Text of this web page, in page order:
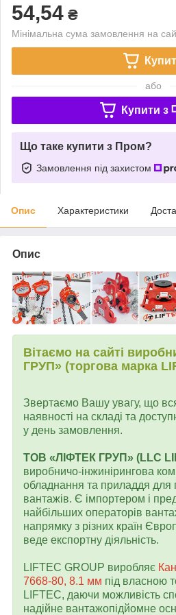
54,54 ₴
Мінімальна сума замовлення на
або
Купити з
Що таке купити з Пром?
Замовлення під захистом
Опис Характеристики
Опис
Вітаємо на сайті
ГРУП» (торгова марка
Звертаємо Вашу увагу, що
наявності на складі та
у день замовлення.
ТОВ «ЛІФТЕК ГРУП» (LLC
виробничо-інжинірингова
обладнання та приладдя для
вантажів. Є імпортером і
найбільших операторів
напрямку з різних країн
веде експортну діяльність.
LIFTEC GROUP виробляє
7668-80, 8.1 мм під власною
LIFTEC, даючи можливість
надійне вантажопідйомне